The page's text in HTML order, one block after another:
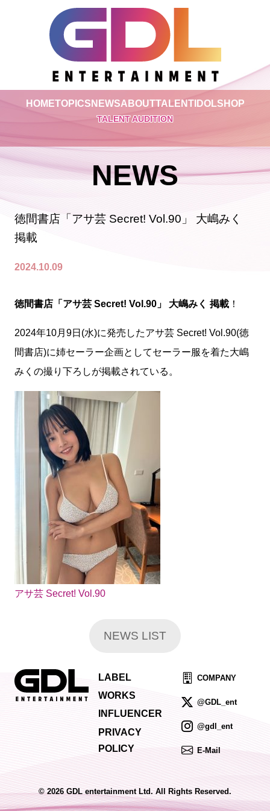
HOMETOPICS NEWSABOUTTALENTIDOLSHOP
TALENT AUDITION
NEWS
徳間書店「アサ芸 Secret! Vol.90」 大嶋みく
掲載
2024.10.09
徳間書店「アサ芸 Secret! Vol.90」 大嶋みく 掲載 ！
2024年10月9日(水)に発売したアサ芸 Secret! Vol.90(徳
間書店)に姉セーラー企画としてセーラー服を着た大嶋
みくの撮り下ろしが掲載されている。
アサ芸 Secret! Vol.90
NEWS LIST
LABEL
WORKS
INFLUENCER
PRIVACY
POLICY
COMPANY
@GDL_ent
@gdl_ent
E-Mail
© 2026 GDL entertainment Ltd. All Rights Reserved.